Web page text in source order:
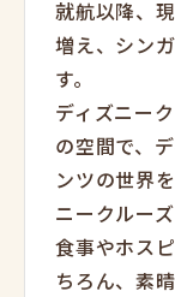
就航以降、
増え、シン
す。
ディズニー
の空間で、
ンツの世界
ニークルー
食事やホス
ちろん、素